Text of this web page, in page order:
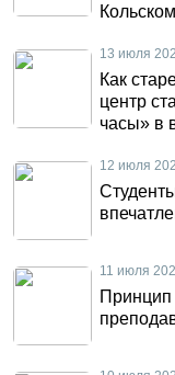
13 июля
Как
центр
часы» в
12 июля
11 июля